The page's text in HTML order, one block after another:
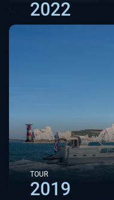
2022
TOUR
2019